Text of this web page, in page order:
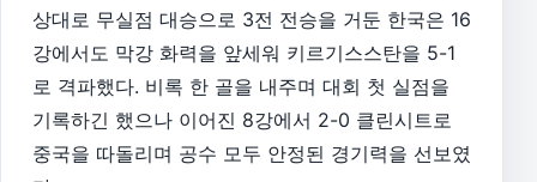
상대로 무실점 대승으로 3전 전승을 거둔 한국은 16
강에서도 막강 화력을 앞세워 키르기스스탄을 5-1
로 격파했다. 비록 한 골을 내주며 대회 첫 실점을
기록하긴 했으나 이어진 8강에서 2-0 클린시트로
중국을 따돌리며 공수 모두 안정된 경기력을 선보였